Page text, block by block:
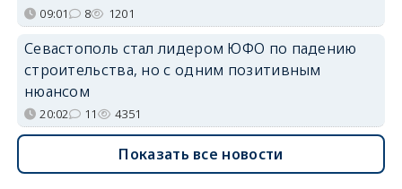
09:01 8 1201
Севастополь стал лидером ЮФО по падению
строительства, но с одним позитивным
нюансом
20:02 11 4351
Показать все новости